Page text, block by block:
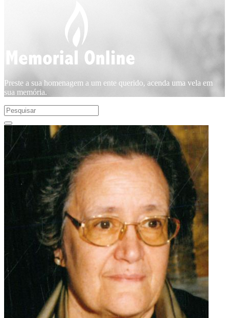
Preste a sua homenagem a um ente querido, acenda uma vela em
sua memória.